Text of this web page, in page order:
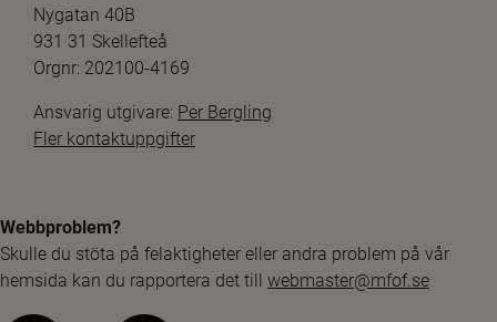
Nygatan 40B
931 31 Skellefteå
Orgnr: 202100-4169
Ansvarig utgivare: Per Bergling
Fler kontaktuppgifter
Webbproblem?
Skulle du stöta på felaktigheter eller andra problem på vår
hemsida kan du rapportera det till webmaster@mfof.se